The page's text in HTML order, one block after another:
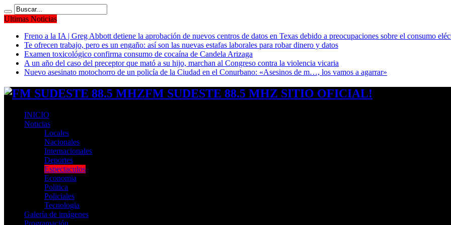
Ultimas Noticias
Freno a la IA | Greg Abbott detiene la aprobación de nuevos centros de datos en Texas debido a preocupaciones sobre el consumo
Te ofrecen trabajo, pero es un engaño: así son las nuevas estafas laborales para robar dinero y datos
Examen toxicológico confirma consumo de cocaína de Candela Arizaga
A un año del caso del preceptor que mató a su hijo, marchan al Congreso contra la violencia vicaria
Nuevo asesinato motochorro de un policía de la Ciudad en el Conurbano: «Asesinos de m…, los vamos a agarrar»
FM SUDESTE 88.5 MHZ SITIO OFICIAL!
INICIO
Noticias
Locales
Nacionales
Internacionales
Deportes
Espectaculos
Economia
Politica
Policiales
Tecnologia
Galería de imágenes
Programación